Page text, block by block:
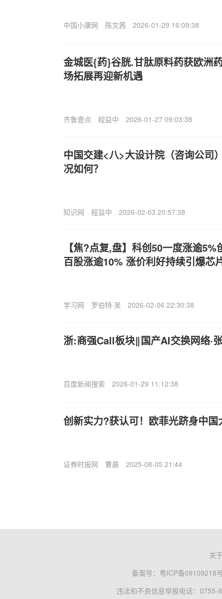
中国小康网 陈文茜 2026-01-29 16:09:38
金城医{药}谷胱.甘肽原料药获欧洲
场拓展再迎新机遇
齐鲁壹点 程益中 2026-01-27 09:03:38
中国交建<八>大设计院（咨询公司
况如何？
知识网 程益中 2026-02-03 20:57:38
【焦?点复,盘】科创50一度涨逾
百股涨逾10% 涨价利好持续引爆芯
学习网 罗伯特·吴 2026-02-06 22:30:38
浙:商强Call板块‖国产AI交换网络·
百度新闻搜索 2026-01-29 11:12:38
创新实力?获认可！欧菲光跻身中
证券时报网 曹晨 2025-08-05 21:44
关
备案号： 粤ICP备09109218
违法和不良信息举报电话：0755-